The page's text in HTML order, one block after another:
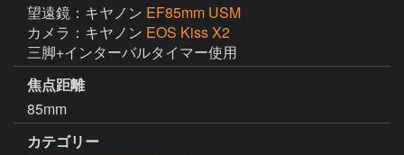
望遠鏡：キヤノン EF85mm USM
カメラ：キヤノン EOS Kiss X2
三脚+インターバルタイマー使用
焦点距離
85mm
カテゴリー